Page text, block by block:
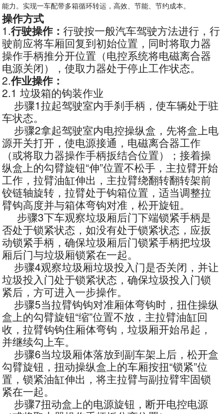
能力。实现一车配带多箱循环转运，高效、节能、节约成本。
操作方式
1.行驶操作：行驶按一般汽车驾驶方法进行，行
驶前应将车厢回复到初始位置，同时将取力器
操作手柄推分开位置（电控系统将电磁离合器
电源关闭），使取力器处于停止工作状态。
2.作业操作：
2.1 垃圾箱的钩装作业
步骤1拉起驾驶室内手刹手柄，使车辆处于驻
车状态。
步骤2拿起驾驶室内电控操纵盒，先将盒上电
源开关打开，使电源接通，电磁离合器工作
（或将取力器操作手柄扳结合位置）；接着操
纵盒上的勾臂旋钮“伸”位置不松手，主拉臂开始
工作，拉臂油缸伸出，主拉臂绕翻转翻转架前
铰链轴旋转，拉臂处于钩箱位置，适当调整拉
臂钩高度并与箱体弯钩对准，松开旋钮。
步骤3下车观察垃圾厢后门下端锁紧手柄是
否处于锁紧状态，如没有处于锁紧状态，应扳
动锁紧手柄，确保垃圾厢后门锁紧手柄把垃圾
厢后门与垃圾厢锁紧在一起。
步骤4观察垃圾厢垃圾投入门是否关闭，并让
垃圾投入门处于锁紧状态，确保垃圾投入门锁
紧后，方可进入一步操作。
步骤5当拉臂钩钩对准厢体弯钩时，扭住操纵
盒上的勾臂旋钮“缩”位置不放，主拉臂油缸回
收，拉臂钩钩住厢体弯钩，垃圾厢开始吊起，
并继续勾上车。
步骤6当垃圾厢体落放到副车架上后，松开盒
勾臂旋钮，扭动操纵盒上的车厢按扭“锁紧”位
置，锁紧油缸伸出，将主拉臂与副拉臂牢固锁
紧在一起。
步骤7扭动盒上的电源旋钮，断开电控电源